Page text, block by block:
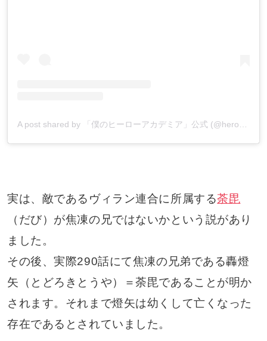
A post shared by 「僕のヒーローアカデミア」公式 (@heroaca_insta)
実は、敵であるヴィラン連合に所属する荼毘
（だび）が焦凍の兄ではないかという説があり
ました。
その後、実際290話にて焦凍の兄弟である轟燈
矢（とどろきとうや）＝荼毘であることが明か
されます。それまで燈矢は幼くして亡くなった
存在であるとされていました。